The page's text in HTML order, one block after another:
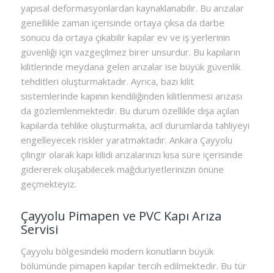
yapısal deformasyonlardan kaynaklanabilir. Bu arızalar
genellikle zaman içerisinde ortaya çıksa da darbe
sonucu da ortaya çıkabilir kapılar ev ve iş yerlerinin
güvenliği için vazgeçilmez birer unsurdur. Bu kapıların
kilitlerinde meydana gelen arızalar ise büyük güvenlik
tehditleri oluşturmaktadır. Ayrıca, bazı kilit
sistemlerinde kapının kendiliğinden kilitlenmesi arızası
da gözlemlenmektedir. Bu durum özellikle dışa açılan
kapılarda tehlike oluşturmakta, acil durumlarda tahliyeyi
engelleyecek riskler yaratmaktadır. Ankara Çayyolu
çilingir olarak kapı kilidi arızalarınızı kısa süre içerisinde
gidererek oluşabilecek mağduriyetlerinizin önüne
geçmekteyiz.
Çayyolu Pimapen ve PVC Kapı Arıza
Servisi
Çayyolu bölgesindeki modern konutların büyük
bölümünde pimapen kapılar tercih edilmektedir. Bu tür